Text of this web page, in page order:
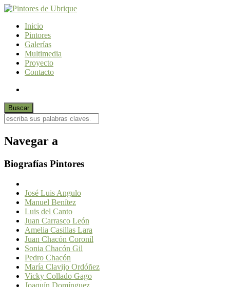
Inicio
Pintores
Galerías
Multimedia
Proyecto
Contacto
Navegar a
Biografías Pintores
José Luis Angulo
Manuel Benítez
Luis del Canto
Juan Carrasco León
Amelia Casillas Lara
Juan Chacón Coronil
Sonia Chacón Gil
Pedro Chacón
María Clavijo Ordóñez
Vicky Collado Gago
Joaquín Domínguez